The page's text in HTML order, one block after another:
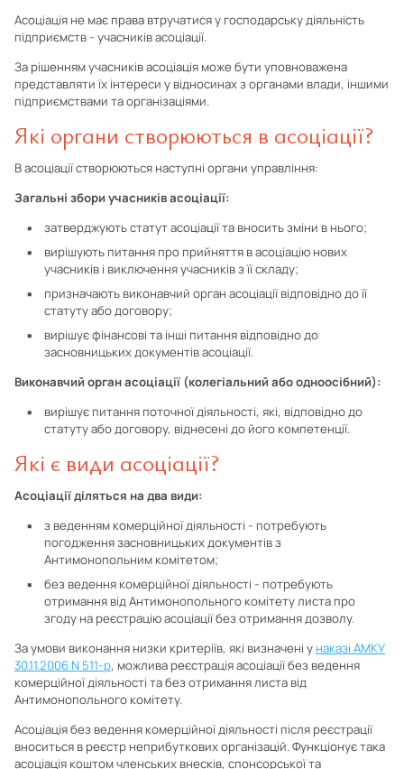
Асоціація не має права втручатися у господарську діяльність
підприємств - учасників асоціації.
За рішенням учасників асоціація може бути уповноважена
представляти їх інтереси у відносинах з органами влади, іншими
підприємствами та організаціями.
Які органи створюються в асоціації?
В асоціації створюються наступні органи управління:
Загальні збори учасників асоціації:
затверджують статут асоціації та вносить зміни в нього;
вирішують питання про прийняття в асоціацію нових
учасників і виключення учасників з її складу;
призначають виконавчий орган асоціації відповідно до її
статуту або договору;
вирішує фінансові та інші питання відповідно до
засновницьких документів асоціації.
Виконавчий орган асоціації (колегіальний або одноосібний):
вирішує питання поточної діяльності, які, відповідно до
статуту або договору, віднесені до його компетенції.
Які є види асоціації?
Асоціації діляться на два види:
з веденням комерційної діяльності - потребують
погодження засновницьких документів з
Антимонопольним комітетом;
без ведення комерційної діяльності - потребують
отримання від Антимонопольного комітету листа про
згоду на реєстрацію асоціації без отримання дозволу.
За умови виконання низки критеріїв, які визначені у наказі АМКУ
30.11.2006 N 511-р, можлива реєстрація асоціації без ведення
комерційної діяльності та без отримання листа від
Антимонопольного комітету.
Асоціація без ведення комерційної діяльності після реєстрації
вноситься в реєстр неприбуткових організацій. Функціонує така
асоціація коштом членських внесків, спонсорської та